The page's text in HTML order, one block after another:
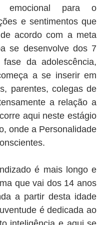
emocional para o
e sentimentos que
acordo com a meta
se desenvolve dos 7
da adolescência,
a se inserir em
parentes, colegas de
a relação a
aqui neste estágio
onde a Personalidade
é mais longo e
que vai dos 14 anos
a partir desta idade
é dedicada ao